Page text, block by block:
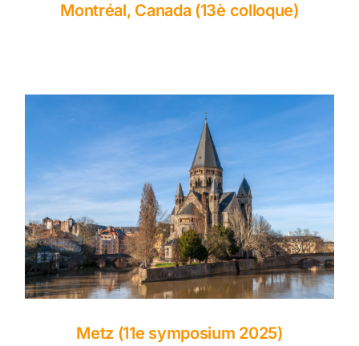
Montréal, Canada (13è colloque)
Metz (11e symposium 2025)